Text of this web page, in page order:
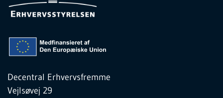
Decentral Erhvervsfremme
Vejlsøvej 29